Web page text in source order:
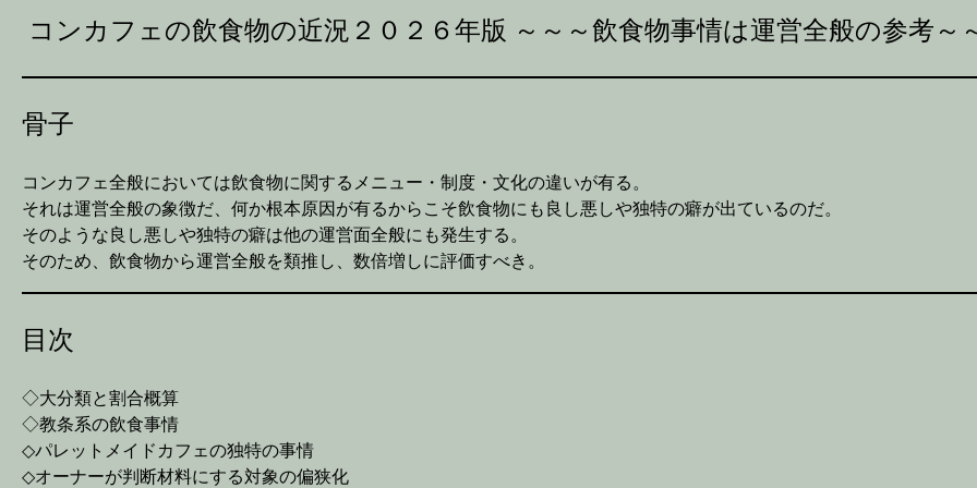
コンカフェの飲食物の近況２０２６年版 ～～～飲食物事情は運営全般の参考～
骨子
コンカフェ全般においては飲食物に関するメニュー・制度・文化の違いが有る。
それは運営全般の象徴だ、何か根本原因が有るからこそ飲食物にも良し悪しや独特の癖が出ているのだ。
そのような良し悪しや独特の癖は他の運営面全般にも発生する。
そのため、飲食物から運営全般を類推し、数倍増しに評価すべき。
目次
◇大分類と割合概算
◇教条系の飲食事情
◇パレットメイドカフェの独特の事情
◇オーナーが判断材料にする対象の偏狭化